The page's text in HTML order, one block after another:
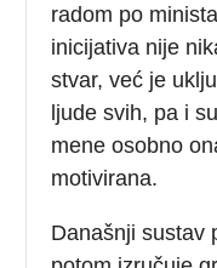
radom po
inicijativa nije
stvar, već je
ljude svih, pa i
mene osobno
motivirana.
Današnji sustav